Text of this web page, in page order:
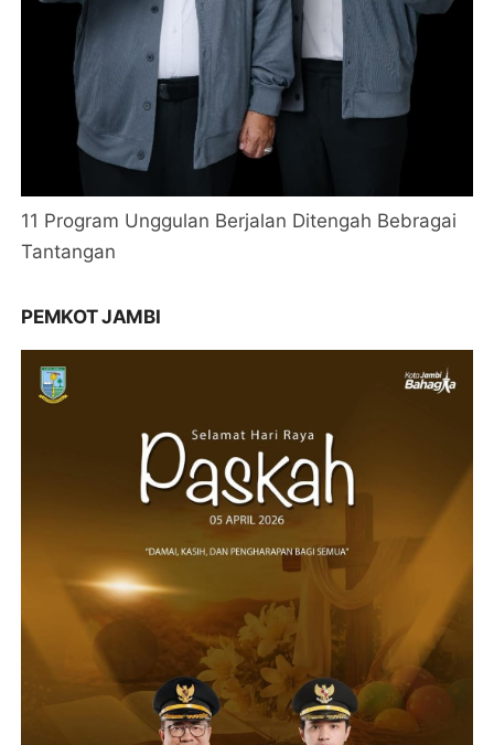
11 Program Unggulan Berjalan Ditengah Bebragai
Tantangan
PEMKOT JAMBI